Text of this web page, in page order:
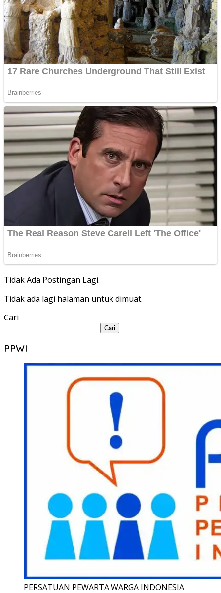
Tidak Ada Postingan Lagi.
Tidak ada lagi halaman untuk dimuat.
Cari
Cari
PPWI
PERSATUAN PEWARTA WARGA INDONESIA